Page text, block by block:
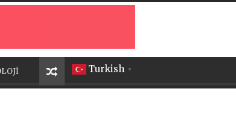
Turkish ▼